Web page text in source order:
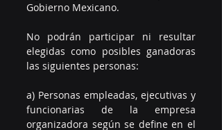
Gobierno Mexicano.
No podrán participar ni resultar
elegidas como posibles ganadoras
las siguientes personas:
a) Personas empleadas, ejecutivas y
funcionarias de la empresa
organizadora según se define en el